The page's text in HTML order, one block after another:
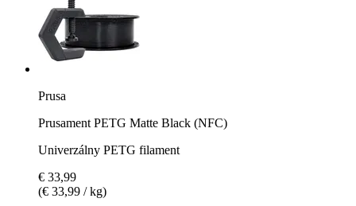
Prusa
Prusament PETG Matte Black (NFC)
Univerzálny PETG filament
€ 33,99
(€ 33,99 / kg)